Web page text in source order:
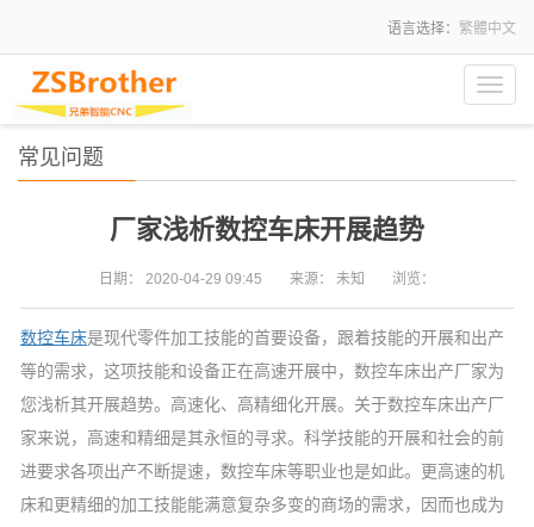
语言选择： 繁體中文
常见问题
厂家浅析数控车床开展趋势
日期： 2020-04-29 09:45 来源： 未知 浏览：
数控车床是现代零件加工技能的首要设备，跟着技能的开展和出产
等的需求，这项技能和设备正在高速开展中，数控车床出产厂家为
您浅析其开展趋势。高速化、高精细化开展。关于数控车床出产厂
家来说，高速和精细是其永恒的寻求。科学技能的开展和社会的前
进要求各项出产不断提速，数控车床等职业也是如此。更高速的机
床和更精细的加工技能能满意复杂多变的商场的需求，因而也成为